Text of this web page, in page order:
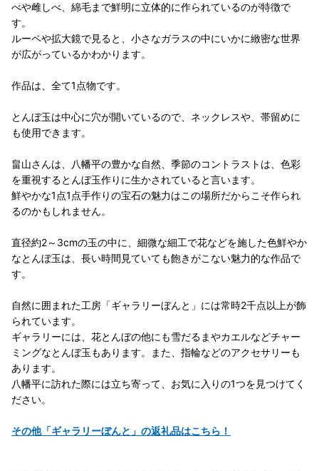
べや雌しべ、綿毛まで鮮明に立体的に作られているのが特徴で
す。
ルーペや拡大鏡で見ると、小さなガラスの中にいかに緻密な世界
が広がっているかわかります。
作品は、全て1点物です。
とんぼ玉は中心に穴が開いているので、ネックレスや、帯留めに
も使用できます。
畠山さんは、八幡平の豊かな自然、季節のコントラストは、色彩
を重視するとんぼ玉作りに生かされていると言います。
鮮やかな1点1点手作りの宝石の魅力はこの場所だからこそ作られ
るのかもしれません。
直径約2～3cmの玉の中に、細微な細工で花などを施した色鮮やか
なとんぼ玉は、長い時間見ていても飽きがこない魅力的な作品で
す。
自然に囲まれた工房「ギャラリーぼんと」には常時2千点以上が飾
られています。
ギャラリーには、花とんぼの他にも雪だるまやカエルなどチャー
ミングなとんぼ玉もあります。また、指輪などのアクセサリーも
あります。
八幡平に訪れた際には立ち寄って、お気に入りの1つを見つけてく
ださい。
その他「ギャラリーぼんと」の返礼品はこちら！